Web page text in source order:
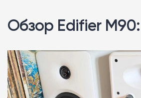
Обзор Edifier